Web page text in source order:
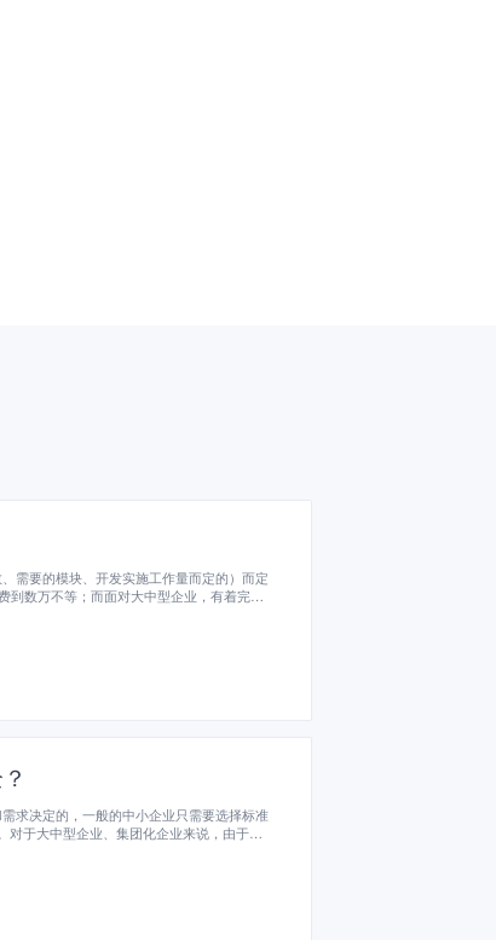
需要的模块、开发实施工作量而定的）而定
数万不等；而面对大中型企业，有着完善
求决定的，一般的中小企业只需要选择标准
于大中型企业、集团化企业来说，由于人